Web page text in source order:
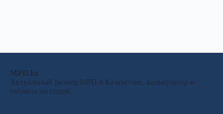
МРП.kz
Актуальный размер МРП в Казахстане, калькулятор и
таблица по годам.